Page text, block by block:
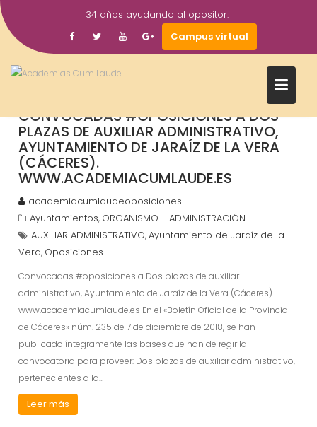
Saltar
al
contenido
34 años ayudando al opositor.
Campus virtual
Ene
2019
CONVOCADAS #OPOSICIONES A DOS
PLAZAS DE AUXILIAR ADMINISTRATIVO,
AYUNTAMIENTO DE JARAÍZ DE LA VERA
(CÁCERES).
WWW.ACADEMIACUMLAUDE.ES
academiacumlaudeoposiciones
Ayuntamientos, ORGANISMO - ADMINISTRACIÓN
AUXILIAR ADMINISTRATIVO,Ayuntamiento de Jaraíz de la
Vera, Oposiciones
Convocadas #oposiciones a Dos plazas de auxiliar
administrativo, Ayuntamiento de Jaraíz de la Vera (Cáceres).
www.academiacumlaude.es En el «Boletín Oficial de la Provincia
de Cáceres» núm. 235 de 7 de diciembre de 2018, se han
publicado íntegramente las bases que han de regir la
convocatoria para proveer: Dos plazas de auxiliar administrativo,
pertenecientes a la…
Leer más